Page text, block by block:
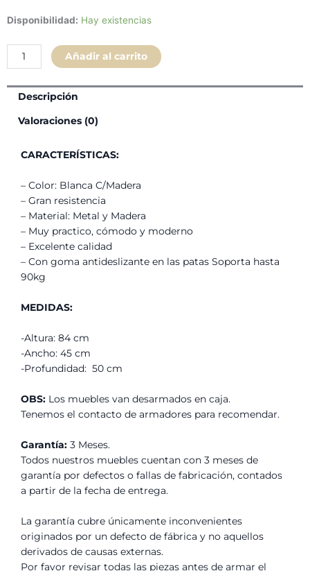
Disponibilidad: Hay existencias
Silla
Metal
cantidad
Añadir al carrito
Descripción
Valoraciones (0)
CARACTERÍSTICAS:
– Color: Blanca C/Madera
– Gran resistencia
– Material: Metal y Madera
– Muy practico, cómodo y moderno
– Excelente calidad
– Con goma antideslizante en las patas Soporta hasta
90kg
MEDIDAS:
-Altura: 84 cm
-Ancho: 45 cm
-Profundidad: 50 cm
OBS: Los muebles van desarmados en caja.
Tenemos el contacto de armadores para recomendar.
Garantía: 3 Meses.
Todos nuestros muebles cuentan con 3 meses de
garantía por defectos o fallas de fabricación, contados
a partir de la fecha de entrega.
La garantía cubre únicamente inconvenientes
originados por un defecto de fábrica y no aquellos
derivados de causas externas.
Por favor revisar todas las piezas antes de armar el